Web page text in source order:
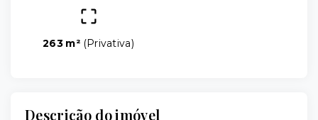
263 m² (Privativa)
Descrição do imóvel